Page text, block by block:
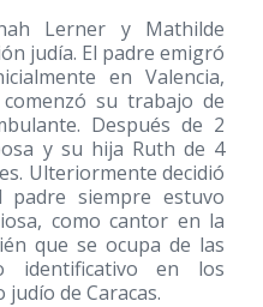
Lerner y Mathilde
judía. El padre emigró
en Valencia,
su trabajo de
Después de 2
y su hija Ruth de 4
Ulteriormente decidió
padre siempre estuvo
como cantor en la
que se ocupa de las
identificativo en los
de Caracas.